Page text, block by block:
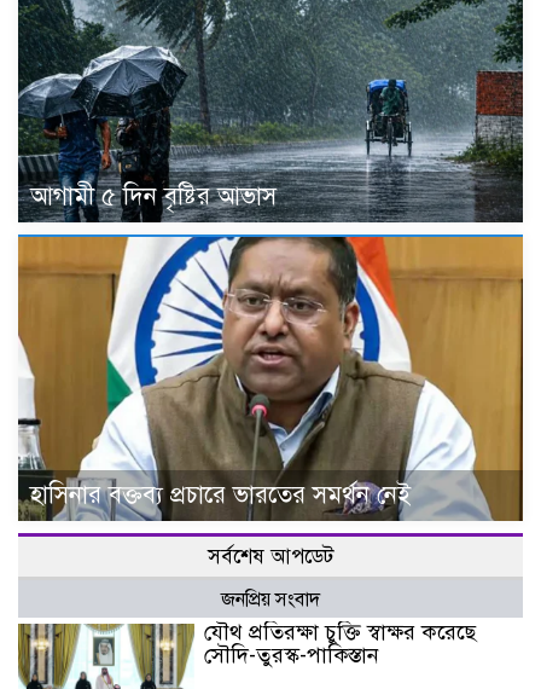
আগামী ৫ দিন বৃষ্টির আভাস
হাসিনার বক্তব্য প্রচারে ভারতের সমর্থন নেই
সর্বশেষ আপডেট
জনপ্রিয় সংবাদ
যৌথ প্রতিরক্ষা চুক্তি স্বাক্ষর করেছে
সৌদি-তুরস্ক-পাকিস্তান